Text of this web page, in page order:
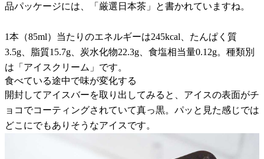
品パッケージには、「厳選日本茶」と書かれていますね。
1本（85ml）当たりのエネルギーは245kcal、たんぱく質
3.5g、脂質15.7g、炭水化物22.3g、食塩相当量0.12g。種類別
は「アイスクリーム」です。
食べている途中で味が変化する
開封してアイスバーを取り出してみると、アイスの表面がチ
ョコでコーティングされていて真っ黒。パッと見た感じでは
どこにでもありそうなアイスです。